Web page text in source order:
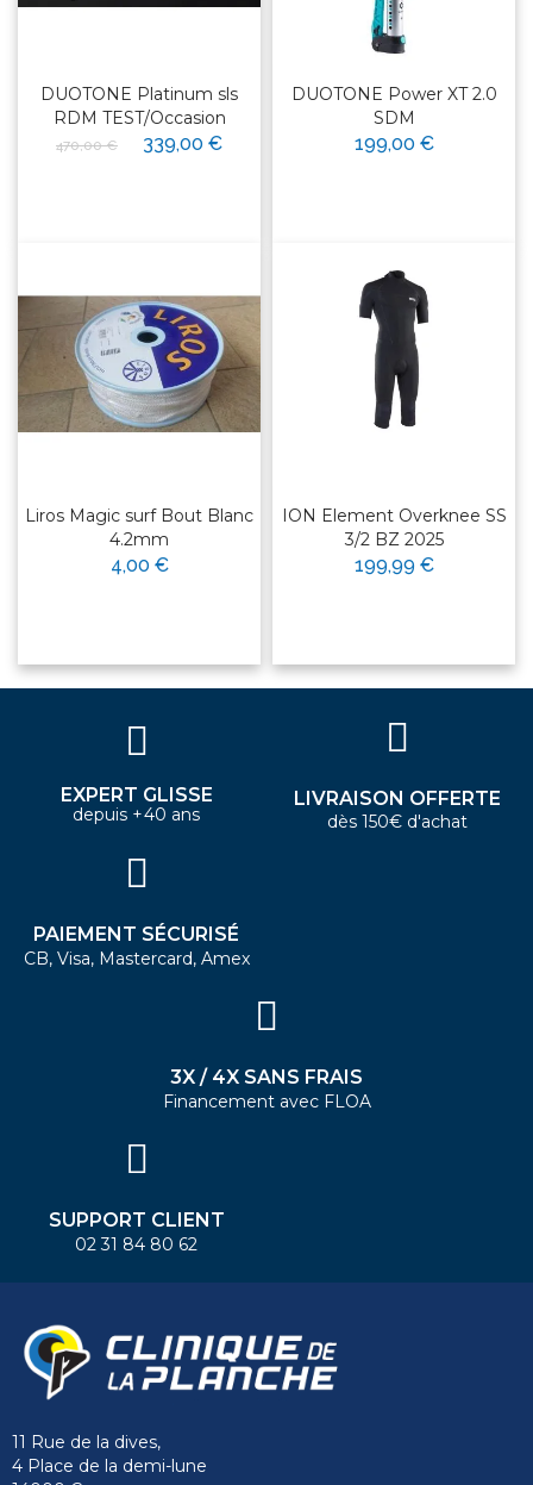
DUOTONE Platinum sls
RDM TEST/Occasion
470,00 € 339,00 €
DUOTONE Power XT 2.0
SDM
199,00 €
Liros Magic surf Bout Blanc
4.2mm
4,00 €
ION Element Overknee SS
3/2 BZ 2025
199,99 €
EXPERT GLISSE
depuis +40 ans
LIVRAISON OFFERTE
dès 150€ d'achat
PAIEMENT SÉCURISÉ
CB, Visa, Mastercard, Amex
3X / 4X SANS FRAIS
Financement avec FLOA
SUPPORT CLIENT
02 31 84 80 62
11 Rue de la dives,
4 Place de la demi-lune